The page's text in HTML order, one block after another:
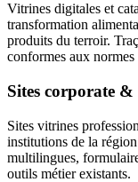
Vitrines digitales et
transformation
produits du terroir.
conformes aux
Sites corporate
Sites vitrines
institutions de la
multilingues,
outils métier existants.